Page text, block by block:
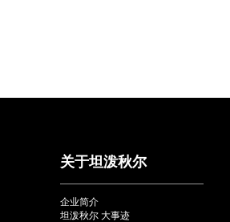
关于坦泼秋尔
企业简介
坦泼秋尔 大事迹